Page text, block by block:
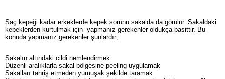
Saç kepeği kadar erkeklerde kepek sorunu sakalda da görülür. Sakaldaki
kepeklerden kurtulmak için yapmanız gerekenler oldukça basittir. Bu
konuda yapmanız gerekenler şunlardır;
Sakalın altındaki cildi nemlendirmek
Düzenli aralıklarla sakal bölgesine peeling uygulamak
Sakalları tahriş etmeden yumuşak şekilde taramak